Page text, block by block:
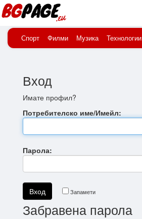
Начало Вход
Спорт Филми Музика Технологии
Вход
Имате профил?
Потребителско име/Имейл:
Парола:
Запамети
Забравена парола